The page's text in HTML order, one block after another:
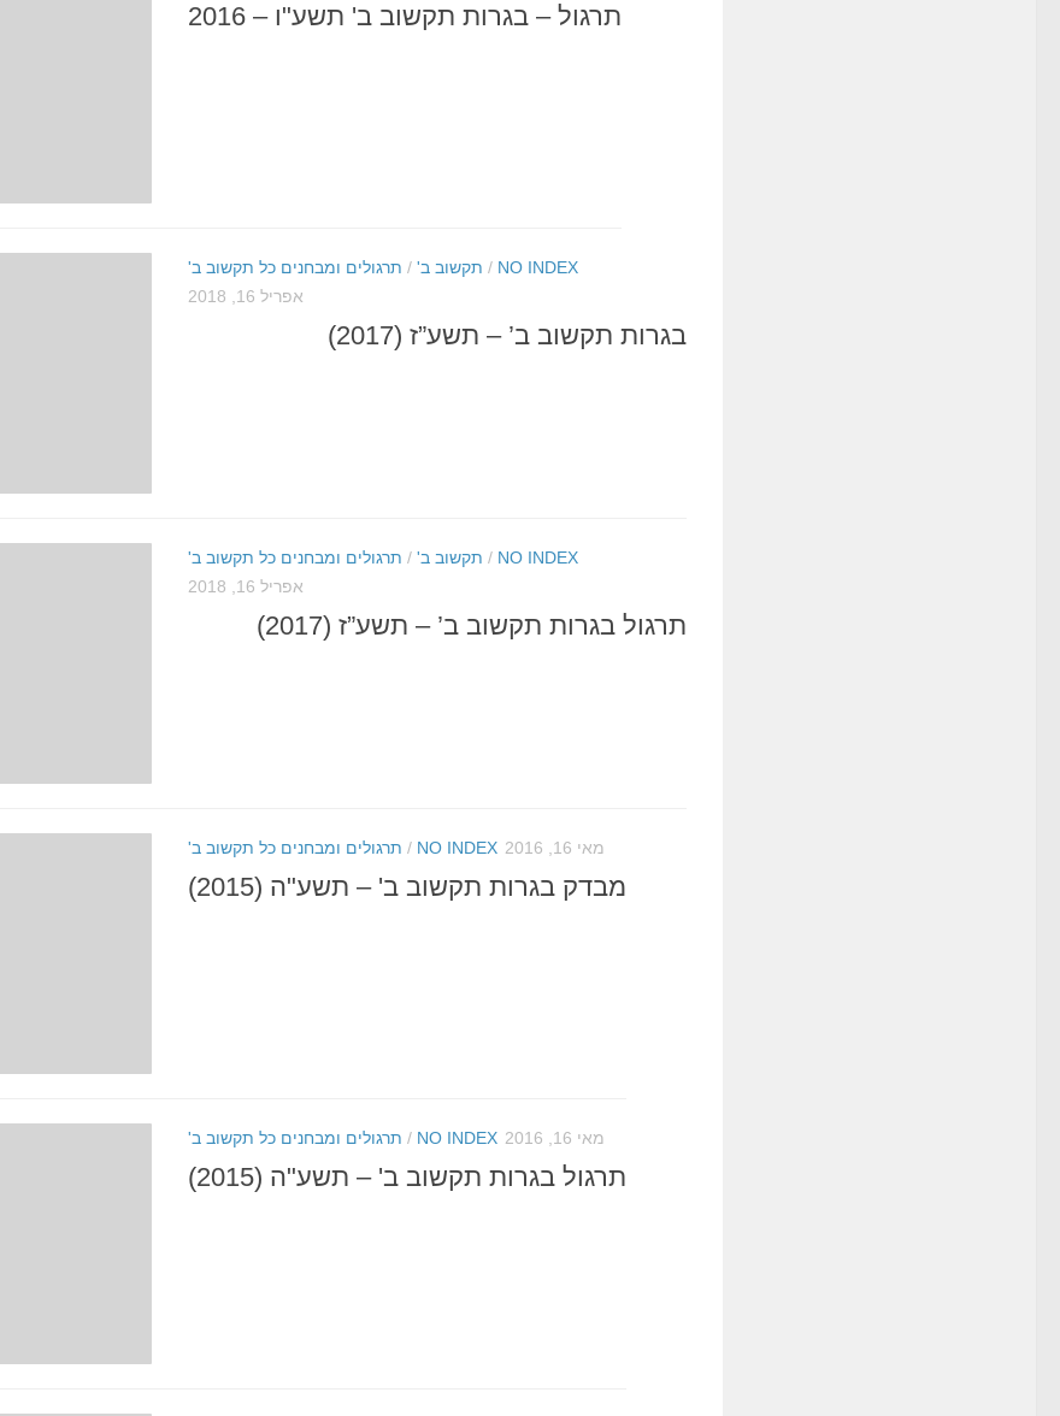
תרגול – בגרות תקשוב ב' תשע"ו – 2016
NO INDEX
/ תקשוב ב' / תרגולים ומבחנים כל תקשוב ב'
אפריל 16, 2018
בגרות תקשוב ב’ – תשע”ז (2017)
NO INDEX
/ תקשוב ב' / תרגולים ומבחנים כל תקשוב ב'
אפריל 16, 2018
תרגול בגרות תקשוב ב’ – תשע”ז (2017)
NO INDEX
/ תרגולים ומבחנים כל תקשוב ב' מאי 16, 2016
מבדק בגרות תקשוב ב' – תשע"ה (2015)
NO INDEX
/ תרגולים ומבחנים כל תקשוב ב' מאי 16, 2016
תרגול בגרות תקשוב ב' – תשע"ה (2015)